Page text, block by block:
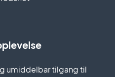
umiddelbar tilgang til